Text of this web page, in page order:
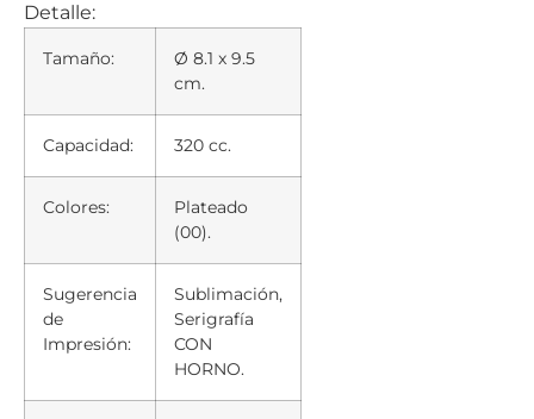
Detalle:
Tamaño:
Ø 8.1 x 9.5
cm.
Capacidad: 320 cc.
Colores:
Plateado
(00).
Sugerencia
de
Impresión:
Sublimación,
Serigrafía
CON
HORNO.